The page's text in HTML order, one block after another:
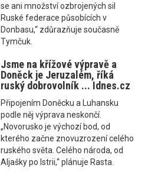
se ani množství ozbrojených sil
Ruské federace působících v
Donbasu,“ zdůrazňuje současně
Tymčuk.
Jsme na křížové výpravě a
Doněck je Jeruzalém, říká
ruský dobrovolník ... Idnes.cz
Připojením Doněcku a Luhansku
podle něj výprava neskončí.
„Novorusko je výchozí bod, od
kterého začne znovuzrození celého
ruského světa. Celého národa, od
Aljašky po Istrii,“ plánuje Rasta.